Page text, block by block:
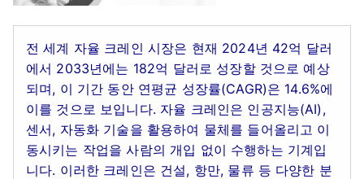
전 세계 자율 크레인 시장은 현재 2024년 42억 달러
에서 2033년에는 182억 달러로 성장할 것으로 예상
되며, 이 기간 동안 연평균 성장률(CAGR)은 14.6%에
이를 것으로 보입니다. 자율 크레인은 인공지능(AI),
센서, 자동화 기술을 활용하여 물체를 들어올리고 이
동시키는 작업을 사람의 개입 없이 수행하는 기계입
니다. 이러한 크레인은 건설, 항만, 물류 등 다양한 분